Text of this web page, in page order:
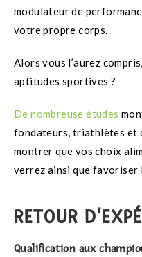
modulateur de
votre propre corps.
Alors vous l’aurez
aptitudes sportives ?
De nombreuse études
fondateurs, triathlètes et
montrer que vos choix
verrez ainsi que favoriser
RETOUR
Qualification aux